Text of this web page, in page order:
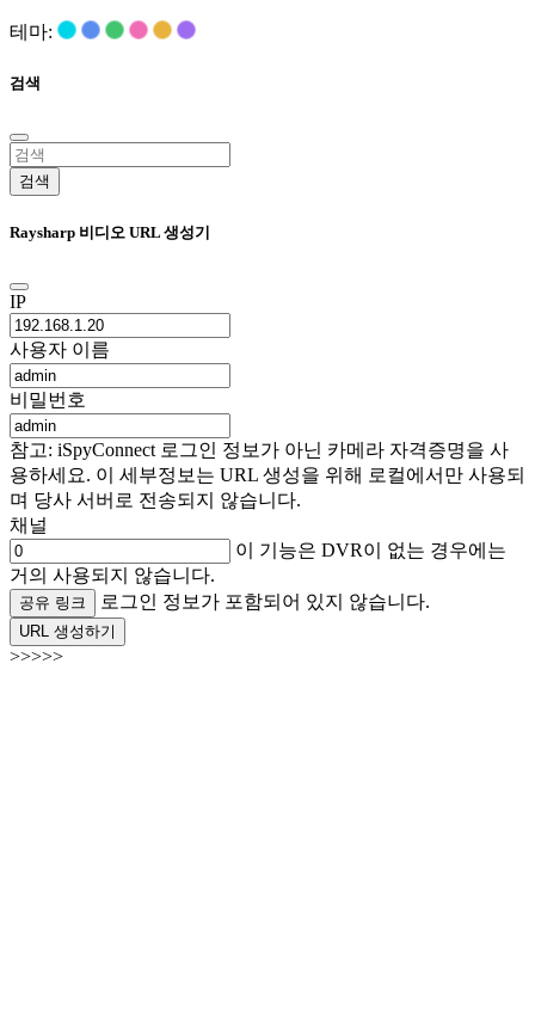
테마:
검색
검색
Raysharp 비디오 URL 생성기
IP
사용자 이름
비밀번호
참고: iSpyConnect 로그인 정보가 아닌 카메라 자격증명을 사
용하세요. 이 세부정보는 URL 생성을 위해 로컬에서만 사용되
며 당사 서버로 전송되지 않습니다.
채널
이 기능은 DVR이 없는 경우에는
거의 사용되지 않습니다.
공유 링크 로그인 정보가 포함되어 있지 않습니다.
URL 생성하기
>>>>>